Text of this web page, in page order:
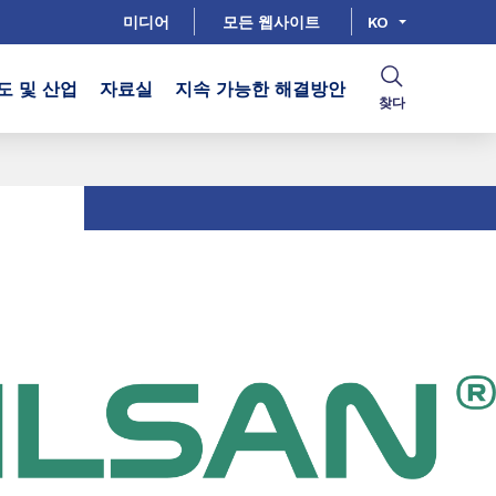
미디어 모든 웹사이트 KO
및 산업 자료실 지속 가능한 해결방안
찾다